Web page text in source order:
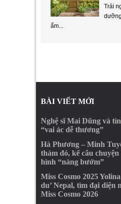
Trải
ẩm...
BÀI VIẾT MỚI
Nghệ sĩ Mai Dũng và
“vai ác dễ thương”
Hà Phương – Minh
thảm đỏ, kể câu
hình “nàng bướm”
Miss Cosmo 2025
du’ Nepal, tìm đại diện
Miss Cosmo 2026